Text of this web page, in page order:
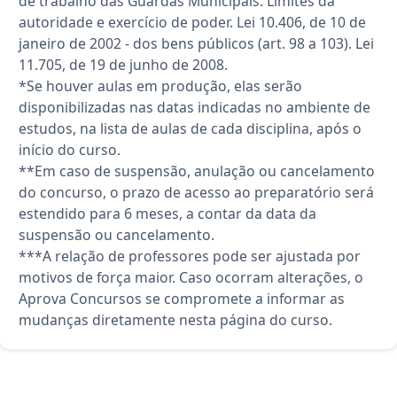
autoridade e exercício de poder. Lei 10.406, de 10 de
janeiro de 2002 - dos bens públicos (art. 98 a 103). Lei
11.705, de 19 de junho de 2008.
*Se houver aulas em produção, elas serão
disponibilizadas nas datas indicadas no ambiente de
estudos, na lista de aulas de cada disciplina, após o
início do curso.
**Em caso de suspensão, anulação ou cancelamento
do concurso, o prazo de acesso ao preparatório será
estendido para 6 meses, a contar da data da
suspensão ou cancelamento.
***A relação de professores pode ser ajustada por
motivos de força maior. Caso ocorram alterações, o
Aprova Concursos se compromete a informar as
mudanças diretamente nesta página do curso.